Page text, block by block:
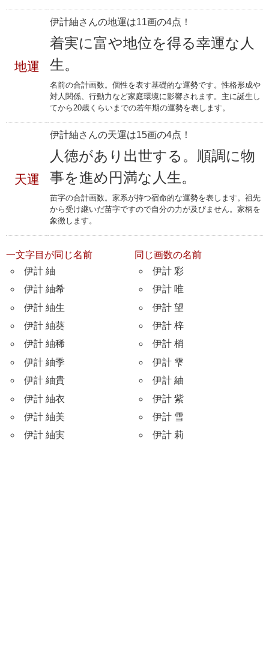
地運
伊計紬さんの地運は11画の4点！
着実に富や地位を得る幸運な人
生。
名前の合計画数。個性を表す基礎的な運勢です。性格形成や
対人関係、行動力など家庭環境に影響されます。主に誕生し
てから20歳くらいまでの若年期の運勢を表します。
天運
伊計紬さんの天運は15画の4点！
人徳があり出世する。順調に物
事を進め円満な人生。
苗字の合計画数。家系が持つ宿命的な運勢を表します。祖先
から受け継いだ苗字ですので自分の力が及びません。家柄を
象徴します。
一文字目が同じ名前
伊計 紬
伊計 紬希
伊計 紬生
伊計 紬葵
伊計 紬稀
伊計 紬季
伊計 紬貴
伊計 紬衣
伊計 紬美
伊計 紬実
同じ画数の名前
伊計 彩
伊計 唯
伊計 望
伊計 梓
伊計 梢
伊計 雫
伊計 紬
伊計 紫
伊計 雪
伊計 莉